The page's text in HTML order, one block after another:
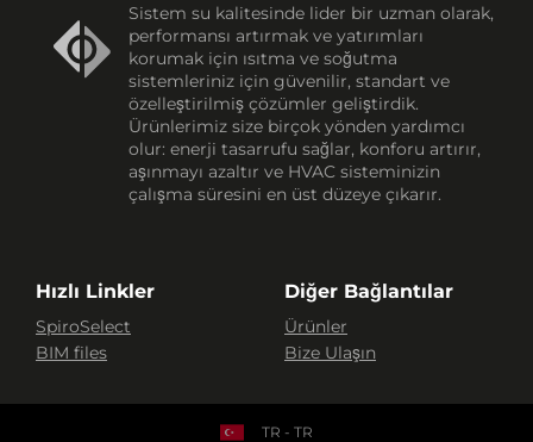
Sistem su kalitesinde lider bir uzman olarak,
performansı artırmak ve yatırımları
korumak için ısıtma ve soğutma
sistemleriniz için güvenilir, standart ve
özelleştirilmiş çözümler geliştirdik.
Ürünlerimiz size birçok yönden yardımcı
olur: enerji tasarrufu sağlar, konforu artırır,
aşınmayı azaltır ve HVAC sisteminizin
çalışma süresini en üst düzeye çıkarır.
Hızlı Linkler
SpiroSelect
BIM files
Diğer Bağlantılar
Ürünler
Bize Ulaşın
TR - TR